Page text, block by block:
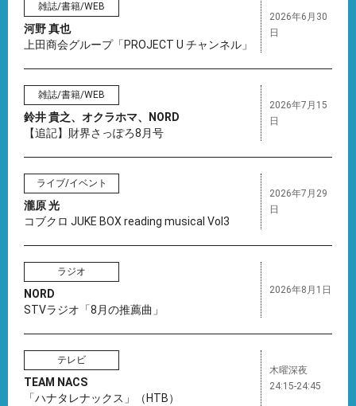
雑誌/書籍/WEB
河野 真也
上田商会グループ「PROJECT U チャンネル」
2026年6月30
日
雑誌/書籍/WEB
鈴井 貴之、オクラホマ、NORD
【追記】財界さっぽろ8月号
2026年7月15
日
ライブ/イベント
瀧原 光
コブクロ JUKE BOX reading musical Vol3
2026年7月29
日
ラジオ
NORD
STVラジオ「8月の推薦曲」
2026年8月1日
テレビ
TEAM NACS
「ハナタレナックス」（HTB）
木曜深夜
24:15-24:45